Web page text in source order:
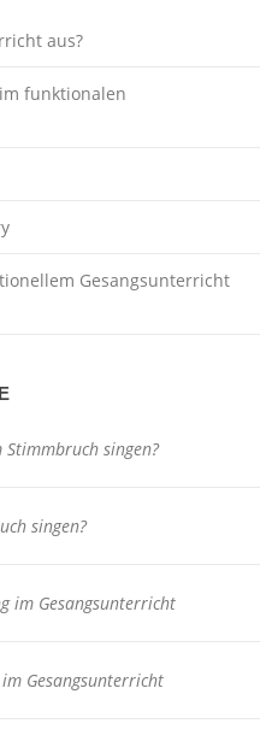
aus?
funktionalen
Gesangsunterricht
singen?
singen?
im Gesangsunterricht
Gesangsunterricht